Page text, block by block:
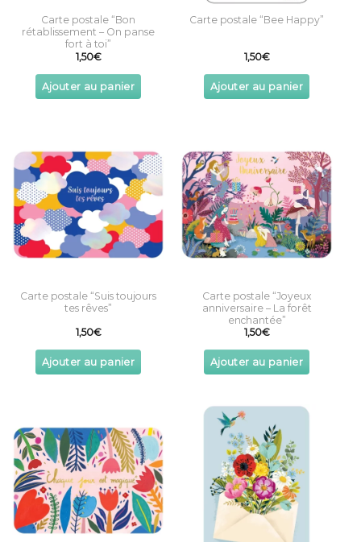
Carte postale “Bon
rétablissement – On panse
fort à toi”
1,50€
Ajouter au panier
Carte postale “Bee Happy”
1,50€
Ajouter au panier
Carte postale “Suis toujours
tes rêves”
1,50€
Ajouter au panier
Carte postale “Joyeux
anniversaire – La forêt
enchantée”
1,50€
Ajouter au panier